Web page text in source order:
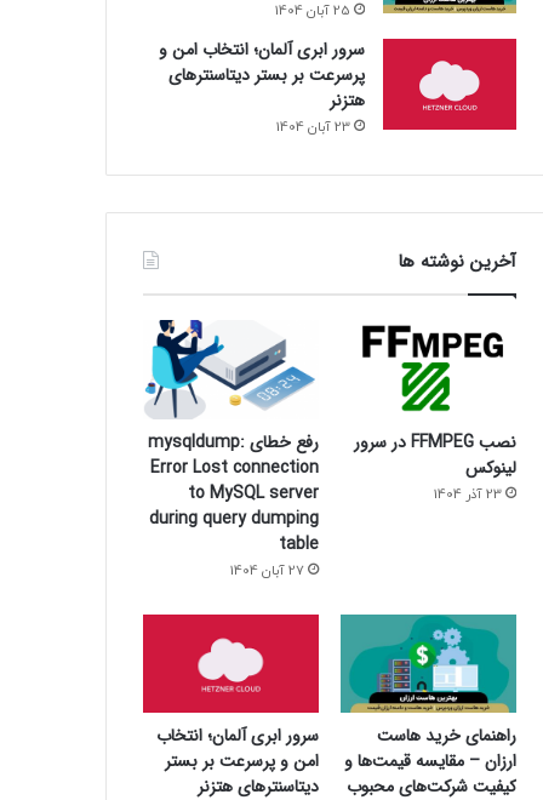
25 آبان 1404
سرور ابری آلمان؛ انتخاب امن و
پرسرعت بر بستر دیتاسنترهای
هتزنر
23 آبان 1404
آخرین نوشته ها
نصب FFMPEG در سرور
لینوکس
23 آذر 1404
رفع خطای mysqldump:
Error Lost connection
to MySQL server
during query dumping
table
27 آبان 1404
راهنمای خرید هاست
ارزان – مقایسه قیمت‌ها و
کیفیت شرکت‌های محبوب
سرور ابری آلمان؛ انتخاب
امن و پرسرعت بر بستر
دیتاسنترهای هتزنر